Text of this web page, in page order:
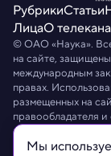
РубрикиСтатьи
ЛицаО
© ОАО «Наука».
на сайте,
международным
правах.
размещенных на
правообладателя
направления
Обработка
Мы